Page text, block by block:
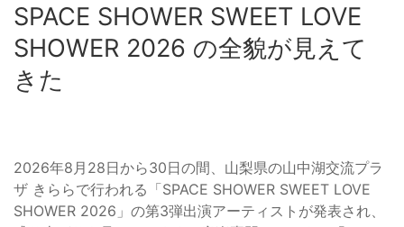
SPACE SHOWER SWEET LOVE
SHOWER 2026 の全貌が見えて
きた
2026年8月28日から30日の間、山梨県の山中湖交流プラ
ザ きららで行われる「SPACE SHOWER SWEET LOVE
SHOWER 2026」の第3弾出演アーティストが発表され、